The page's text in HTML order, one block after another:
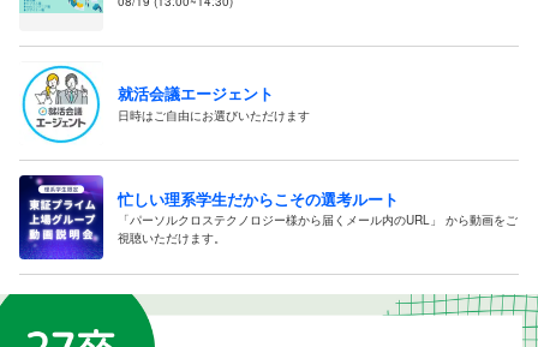
就活会議エージェント
日時はご自由にお選びいただけます
忙しい理系学生だからこその選考ルート
「パーソルクロステクノロジー様から届くメール内のURL」 から動画をご
視聴いただけます。